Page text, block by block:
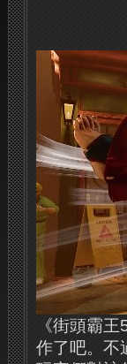
《街頭霸
作了吧。不